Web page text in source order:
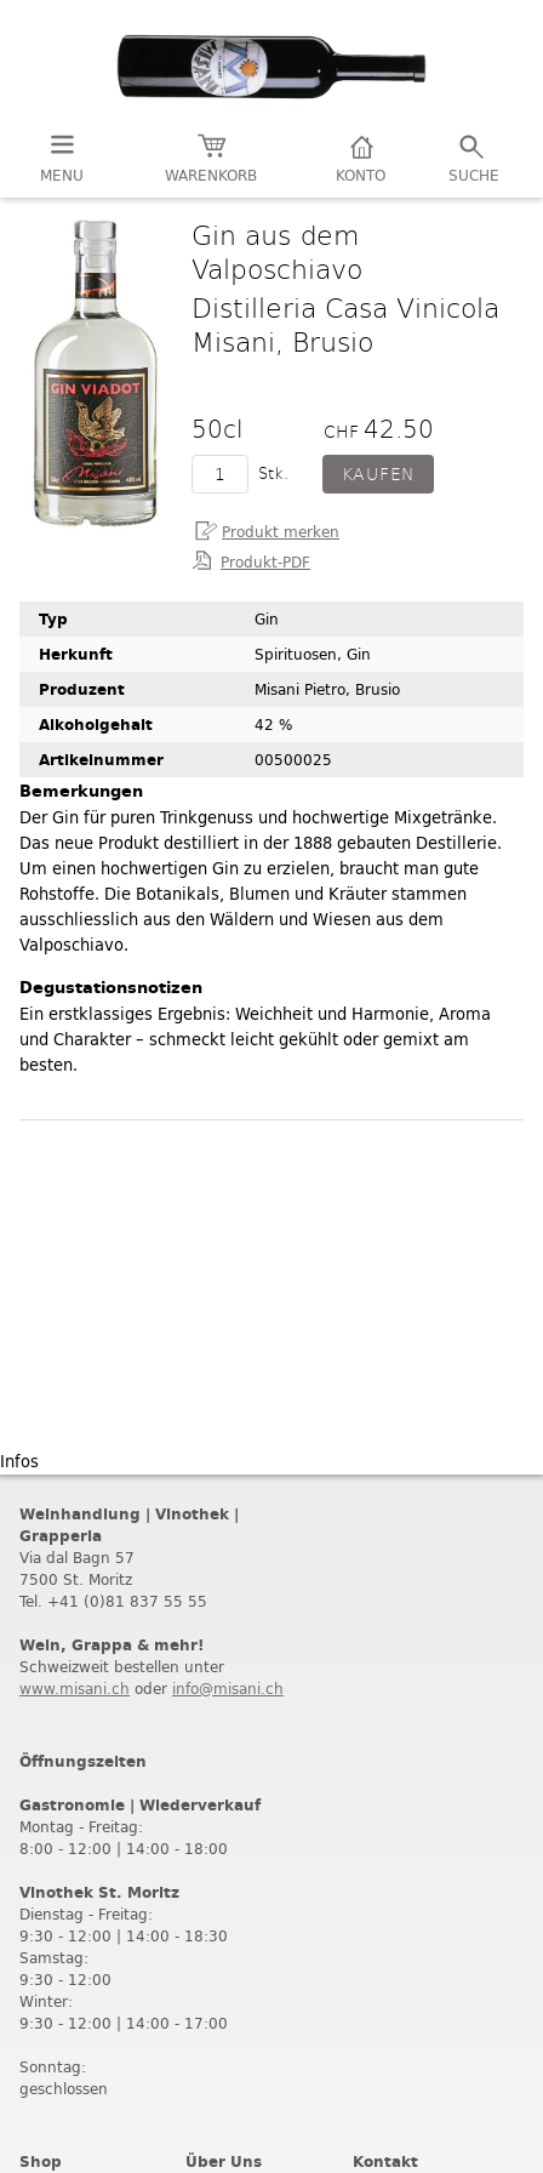
MENU WARENKORB KONTO SUCHE
Gin aus dem
Valposchiavo
Distilleria Casa Vinicola
Misani, Brusio
50cl CHF 42.50
Stk.
Produkt-PDF
Typ
Gin
Herkunft
Spirituosen, Gin
Produzent
Misani Pietro, Brusio
Alkoholgehalt
42 %
Artikelnummer
00500025
Bemerkungen
Der Gin für puren Trinkgenuss und hochwertige Mixgetränke.
Das neue Produkt destilliert in der 1888 gebauten Destillerie.
Um einen hochwertigen Gin zu erzielen, braucht man gute
Rohstoffe. Die Botanikals, Blumen und Kräuter stammen
ausschliesslich aus den Wäldern und Wiesen aus dem
Valposchiavo.
Degustationsnotizen
Ein erstklassiges Ergebnis: Weichheit und Harmonie, Aroma
und Charakter – schmeckt leicht gekühlt oder gemixt am
besten.
Infos
Weinhandlung | Vinothek |
Grapperia
Via dal Bagn 57
7500 St. Moritz
Tel. +41 (0)81 837 55 55
Wein, Grappa & mehr!
Schweizweit bestellen unter
www.misani.ch oder info@misani.ch
Öffnungszeiten
Gastronomie | Wiederverkauf
Montag - Freitag:
8:00 - 12:00 | 14:00 - 18:00
Vinothek St. Moritz
Dienstag - Freitag:
9:30 - 12:00 | 14:00 - 18:30
Samstag:
9:30 - 12:00
Winter:
9:30 - 12:00 | 14:00 - 17:00
Sonntag:
geschlossen
Shop
Über Uns
Kontakt